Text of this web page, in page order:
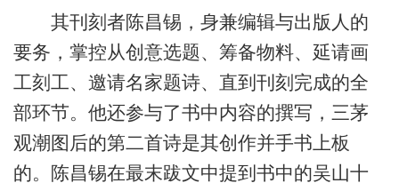
其刊刻者陈昌锡，身兼编辑与出版人的
要务，掌控从创意选题、筹备物料、延请画
工刻工、邀请名家题诗、直到刊刻完成的全
部环节。他还参与了书中内容的撰写，三茅
观潮图后的第二首诗是其创作并手书上板
的。陈昌锡在最末跋文中提到书中的吴山十